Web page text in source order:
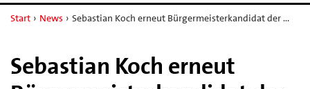
Start › News › Sebastian Koch erneut Bürgermeisterkandidat der …
Sebastian Koch erneut